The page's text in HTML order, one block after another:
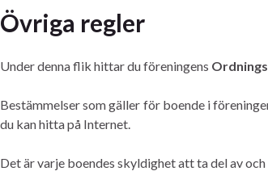
Övriga regler
Under denna flik hittar du föreningens
Bestämmelser som gäller för boende i
du kan hitta på Internet.
Det är varje boendes skyldighet att ta del av